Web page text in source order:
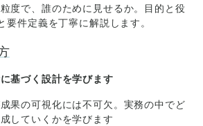
度で、誰のために見せるか。目的と役
件定義を丁寧に解説します。
基づく設計を学びます
果の可視化には不可欠。実務の中でど
していくかを学びます